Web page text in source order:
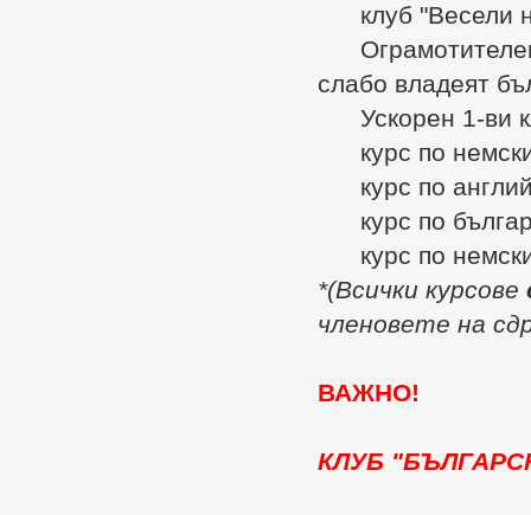
клуб "Весели
Ограмотителен
слабо владеят
Ускорен 1-ви
курс по немски
курс по
курс по
курс по немски
*(Всички курсове
членовете на
ВАЖНО!
КЛУБ